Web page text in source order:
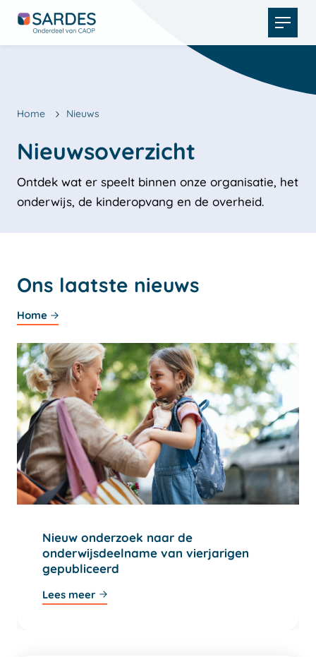
Open
menu
Home Nieuws
Ontdek wat er speelt binnen onze organisatie, het
onderwijs, de kinderopvang en de overheid.
Ons laatste nieuws
Home
Nieuw onderzoek naar de
onderwijsdeelname van vierjarigen
gepubliceerd
Lees meer